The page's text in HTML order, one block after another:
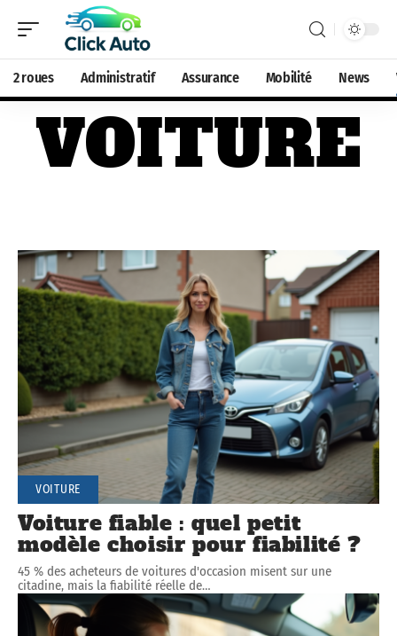
2 roues Administratif Assurance Mobilité News
VOITURE
VOITURE
Voiture fiable : quel petit
modèle choisir pour fiabilité ?
45 % des acheteurs de voitures d'occasion misent sur une
citadine, mais la fiabilité réelle de…